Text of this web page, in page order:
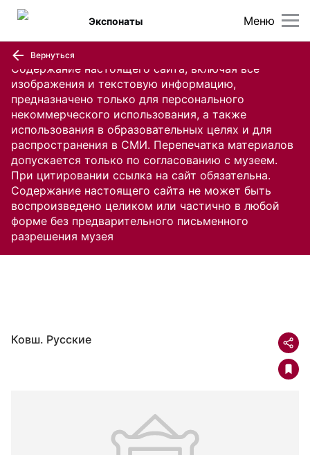
Содержание настоящего сайта, включая все
изображения и текстовую информацию,
предназначено только для персонального
некоммерческого использования, а также
использования в образовательных целях и для
распространения в СМИ. Перепечатка материалов
допускается только по согласованию с музеем.
При цитировании ссылка на сайт обязательна.
Содержание настоящего сайта не может быть
воспроизведено целиком или частично в любой
форме без предварительного письменного
разрешения музея
Меню
Экспонаты
Вернуться
Ковш. Русские